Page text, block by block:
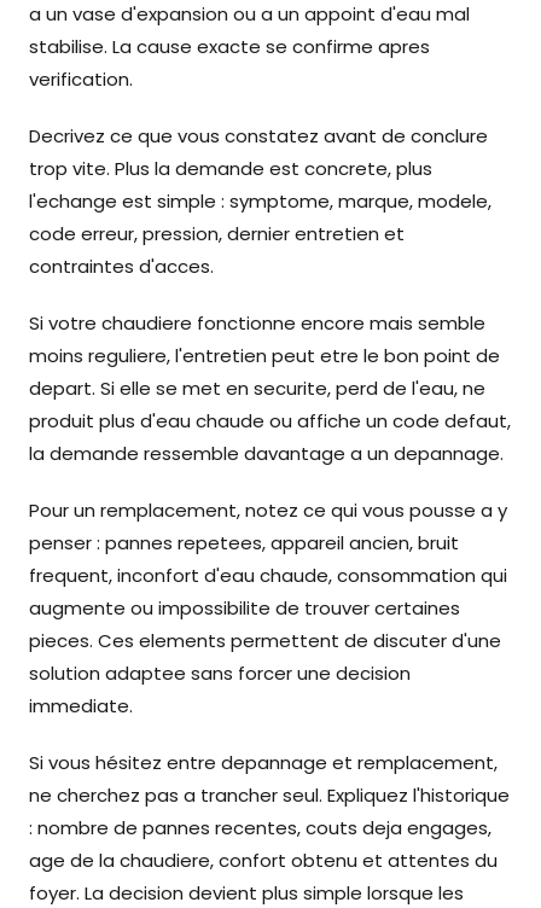
a un vase d'expansion ou a un appoint d'eau mal
stabilise. La cause exacte se confirme apres
verification.
Decrivez ce que vous constatez avant de conclure
trop vite. Plus la demande est concrete, plus
l'echange est simple : symptome, marque, modele,
code erreur, pression, dernier entretien et
contraintes d'acces.
Si votre chaudiere fonctionne encore mais semble
moins reguliere, l'entretien peut etre le bon point de
depart. Si elle se met en securite, perd de l'eau, ne
produit plus d'eau chaude ou affiche un code defaut,
la demande ressemble davantage a un depannage.
Pour un remplacement, notez ce qui vous pousse a y
penser : pannes repetees, appareil ancien, bruit
frequent, inconfort d'eau chaude, consommation qui
augmente ou impossibilite de trouver certaines
pieces. Ces elements permettent de discuter d'une
solution adaptee sans forcer une decision
immediate.
Si vous hésitez entre depannage et remplacement,
ne cherchez pas a trancher seul. Expliquez l'historique
: nombre de pannes recentes, couts deja engages,
age de la chaudiere, confort obtenu et attentes du
foyer. La decision devient plus simple lorsque les